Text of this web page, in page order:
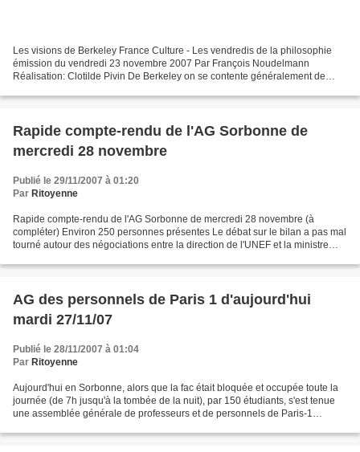
Les visions de Berkeley France Culture - Les vendredis de la philosophie
émission du vendredi 23 novembre 2007 Par François Noudelmann
Réalisation: Clotilde Pivin De Berkeley on se contente généralement de
Rapide compte-rendu de l'AG Sorbonne de
mercredi 28 novembre
Publié le 29/11/2007 à 01:20
Par Ritoyenne
Rapide compte-rendu de l'AG Sorbonne de mercredi 28 novembre (à
compléter) Environ 250 personnes présentes Le débat sur le bilan a pas mal
tourné autour des négociations entre la direction de l'UNEF et la ministre
AG des personnels de Paris 1 d'aujourd'hui
mardi 27/11/07
Publié le 28/11/2007 à 01:04
Par Ritoyenne
Aujourd'hui en Sorbonne, alors que la fac était bloquée et occupée toute la
journée (de 7h jusqu'à la tombée de la nuit), par 150 étudiants, s'est tenue
une assemblée générale de professeurs et de personnels de Paris-1